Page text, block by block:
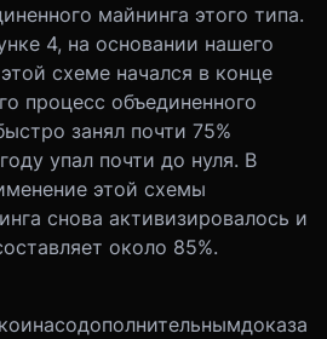
майнинга этого типа.
4, на основании нашего
схеме начался в конце
процесс объединенного
занял почти 75%
упал почти до нуля. В
этой схемы
снова активизировалось и
около 85%.
содополнительнымдоказа